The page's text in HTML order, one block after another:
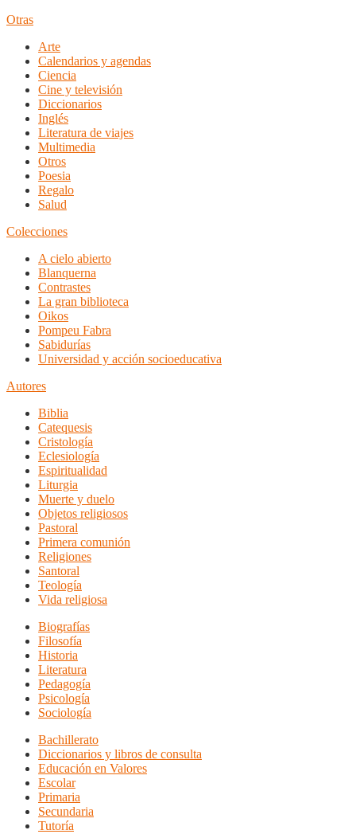
Otras
Arte
Calendarios y agendas
Ciencia
Cine y televisión
Diccionarios
Inglés
Literatura de viajes
Multimedia
Otros
Poesia
Regalo
Salud
Colecciones
A cielo abierto
Blanquerna
Contrastes
La gran biblioteca
Oikos
Pompeu Fabra
Sabidurías
Universidad y acción socioeducativa
Autores
Biblia
Catequesis
Cristología
Eclesiología
Espiritualidad
Liturgia
Muerte y duelo
Objetos religiosos
Pastoral
Primera comunión
Religiones
Santoral
Teología
Vida religiosa
Biografías
Filosofía
Historia
Literatura
Pedagogía
Psicología
Sociología
Bachillerato
Diccionarios y libros de consulta
Educación en Valores
Escolar
Primaria
Secundaria
Tutoría